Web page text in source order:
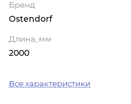
Бренд
Ostendorf
Длина, мм
2000
Все характеристики